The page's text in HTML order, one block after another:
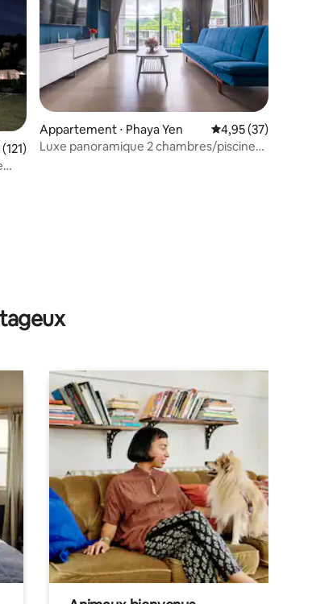
: 5 sur 5
moyenne sur la base de 121 commentaires : 4,98 sur 5
Appartement ⋅ Phaya Yen Évaluation moyenne
4,95 (37)
Luxe panoramique 2 chambres/piscine